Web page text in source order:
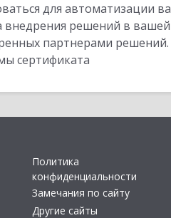
для автоматизации
решений в
партнерами решений.
сертификата
Политика
конфиденциальности
Замечания по сайту
Другие сайты